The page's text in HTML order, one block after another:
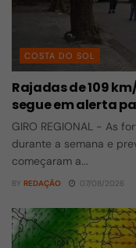
COSTA DO SOL
Rajadas de 109
segue em alerta
GIRO REGIONAL - As
durante a semana e
começaram a...
BY REDAÇÃO 07/08/2026